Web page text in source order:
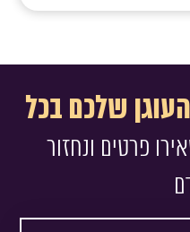
שלכם בכל
פרטים ונחזור